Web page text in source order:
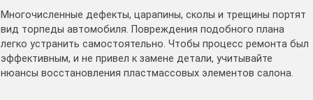
Многочисленные дефекты, царапины, сколы и трещины портят
вид торпеды автомобиля. Повреждения подобного плана
легко устранить самостоятельно. Чтобы процесс ремонта был
эффективным, и не привел к замене детали, учитывайте
нюансы восстановления пластмассовых элементов салона.